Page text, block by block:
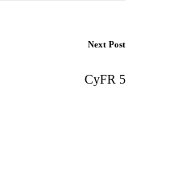
Next Post
CyFR 5